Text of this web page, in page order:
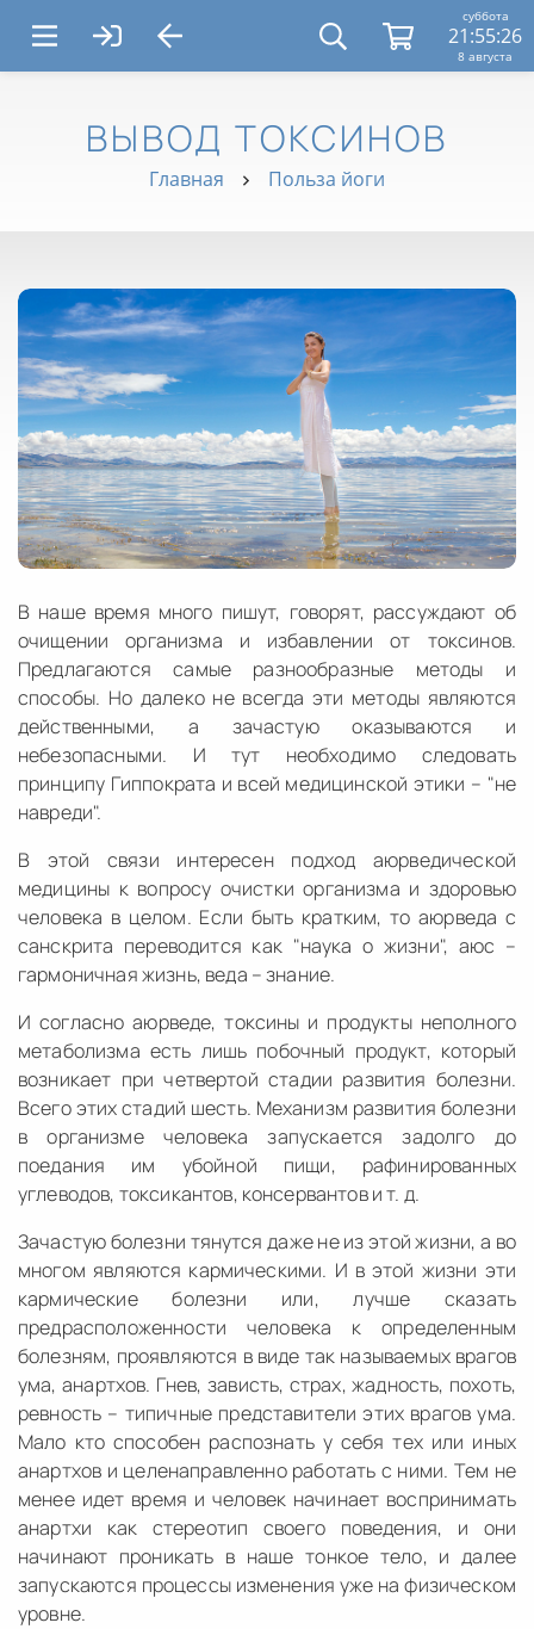
суббота
21:55:27
8 августа
ВЫВОД ТОКСИНОВ
Главная Польза йоги
В наше время много пишут, говорят, рассуждают об
очищении организма и избавлении от токсинов.
Предлагаются самые разнообразные методы и
способы. Но далеко не всегда эти методы являются
действенными, а зачастую оказываются и
небезопасными. И тут необходимо следовать
принципу Гиппократа и всей медицинской этики – "не
навреди".
В этой связи интересен подход аюрведической
медицины к вопросу очистки организма и здоровью
человека в целом. Если быть кратким, то аюрведа с
санскрита переводится как "наука о жизни", аюс –
гармоничная жизнь, веда – знание.
И согласно аюрведе, токсины и продукты неполного
метаболизма есть лишь побочный продукт, который
возникает при четвертой стадии развития болезни.
Всего этих стадий шесть. Механизм развития болезни
в организме человека запускается задолго до
поедания им убойной пищи, рафинированных
углеводов, токсикантов, консервантов и т. д.
Зачастую болезни тянутся даже не из этой жизни, а во
многом являются кармическими. И в этой жизни эти
кармические болезни или, лучше сказать
предрасположенности человека к определенным
болезням, проявляются в виде так называемых врагов
ума, анартхов. Гнев, зависть, страх, жадность, похоть,
ревность – типичные представители этих врагов ума.
Мало кто способен распознать у себя тех или иных
анартхов и целенаправленно работать с ними. Тем не
менее идет время и человек начинает воспринимать
анартхи как стереотип своего поведения, и они
начинают проникать в наше тонкое тело, и далее
запускаются процессы изменения уже на физическом
уровне.